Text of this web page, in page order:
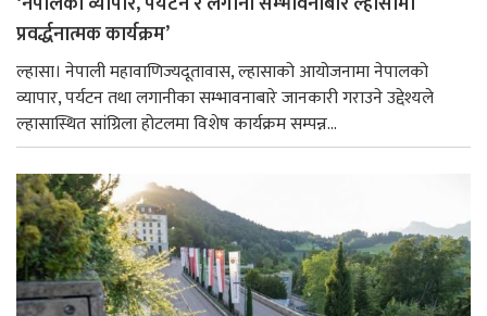
प्रवर्द्धनात्मक कार्यक्रम’
ल्हासा। नेपाली महावाणिज्यदूतावास, ल्हासाको आयोजनामा नेपालको
व्यापार, पर्यटन तथा लगानीका सम्भावनाबारे जानकारी गराउने उद्देश्यले
ल्हासास्थित सांग्रिला होटलमा विशेष कार्यक्रम सम्पन्न...